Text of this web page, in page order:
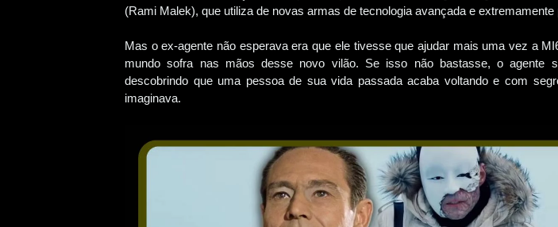
(Rami Malek), que utiliza de novas armas de tecnologia avançada e extremamente
Mas o ex-agente não esperava era que ele tivesse que ajudar mais uma vez a
mundo sofra nas mãos desse novo vilão. Se isso não bastasse, o agente
descobrindo que uma pessoa de sua vida passada acaba voltando e com
imaginava.